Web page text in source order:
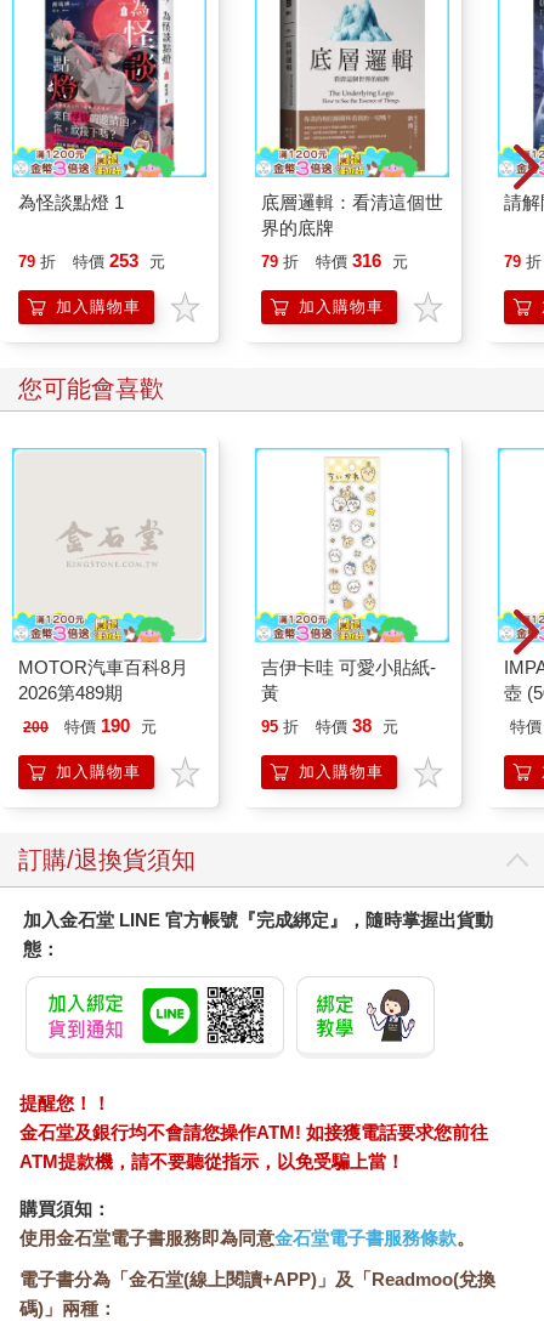
為怪談點燈 1
79 折 特價 253 元
加入購物車
底層邏輯：看清這個世
界的底牌
79 折 特價 316 元
加入購物車
請解
79 折
您可能會喜歡
MOTOR汽車百科8月
2026第489期
200 特價 190 元
加入購物車
吉伊卡哇 可愛小貼紙-
黃
95 折 特價 38 元
加入購物車
壺
特價
訂購/退換貨須知
加入金石堂 LINE 官方帳號『完成綁定』，隨時掌握出貨動
態：
提醒您！！
金石堂及銀行均不會請您操作ATM! 如接獲電話要求您前往
ATM提款機，請不要聽從指示，以免受騙上當！
購買須知：
使用金石堂電子書服務即為同意金石堂電子書服務條款。
電子書分為「金石堂(線上閱讀+APP)」及「Readmoo(兌換
碼)」兩種：